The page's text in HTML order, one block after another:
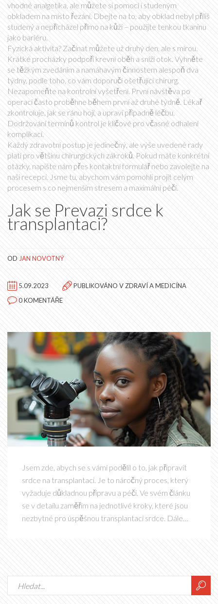
vhodné analgetika, ale můžete si pomoci i studeným
obkladem na místo řezání. Dbejte na to, aby obklad nebyl příliš
studený a nepřicházel přímo na kůži – použijte tenkou tkaninu
jako bariéru.
Fyzická aktivita? Začínat můžete už druhý den, ale s mírou.
Krátké procházky podpoří krevní oběh a sníží otok. Vyhněte
se těžkým zvedáním a namáhavým činnostem alespoň dva
týdny, podle toho, co vám doporučí ošetřující chirurg.
Nezapomeňte na kontrolní vyšetření. První návštěva po
operaci často proběhne během první až druhé týdně. Lékař
zkontroluje, jak se ránu hojí, a upraví případně léčbu.
Dodržování termínů kontrol je klíčové pro včasné odhalení
komplikací.
Každý zdravotní postup je jedinečný, ale výše uvedené rady
platí pro většinu chirurgických zákroků. Pokud máte konkrétní
otázky, napište nám přes kontaktní formulář nebo zavolejte na
naši recepci. Jsme tu, abychom vám pomohli projít celým
procesem s co nejmenším stresem a maximální péčí.
Jak se Prevazi srdce k
transplantaci?
ODJAN NOVOTNÝ
5.09.2023 PUBLIKOVÁNO VZDRAVÍ A MEDICÍNA
0 KOMENTÁŘE
Jsem zde, abych se s vámi podělil o to, jak připravit
srdce na transplantaci. Je to náročný proces, který
vyžaduje důkladnou přípravu a péči. Ve svém článku
se v detailu zaměřím na jednotlivé kroky, které jsou
nezbytné pro úspěšnou transplantaci srdce. Dále
orgán. Věřím, že vám tyto informace přinesou
užitečné poznatky a pomohou vám lépe porozumět
tomuto složitému medicínskému procesu.